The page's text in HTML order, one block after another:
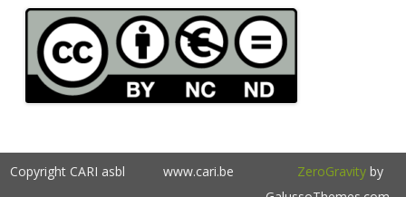
Copyright CARI asbl www.cari.be ZeroGravityby